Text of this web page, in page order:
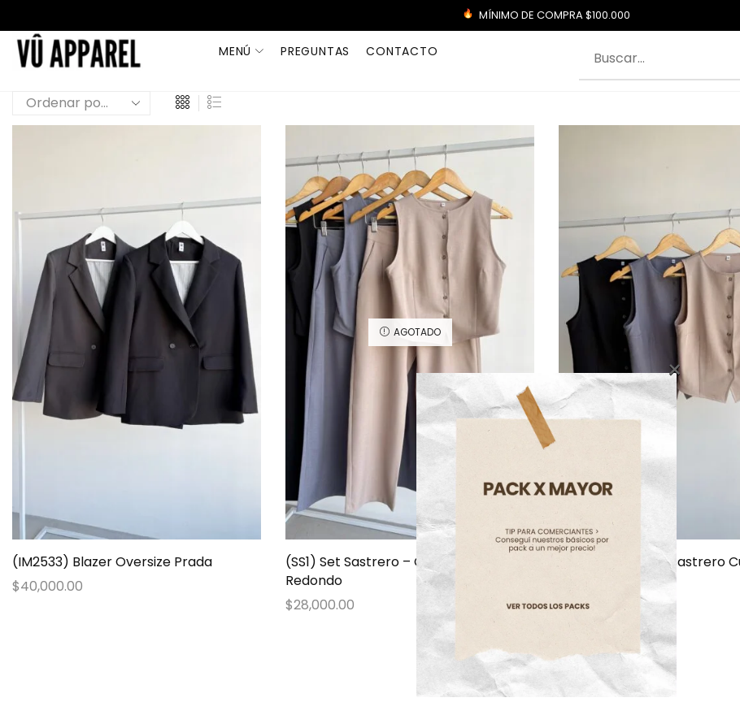
MÍNIMO DE COMPRA $100.000
MENÚ PREGUNTAS CONTACTO
(IM2533) Blazer Oversize Prada
$40,000.00
AGOTADO
(SS1) Set Sastrero – Chaleco Cuello
Redondo
$28,000.00
(SACH1) Chaleco Sastrero
Redondo (SS26)
$11,500.00
×